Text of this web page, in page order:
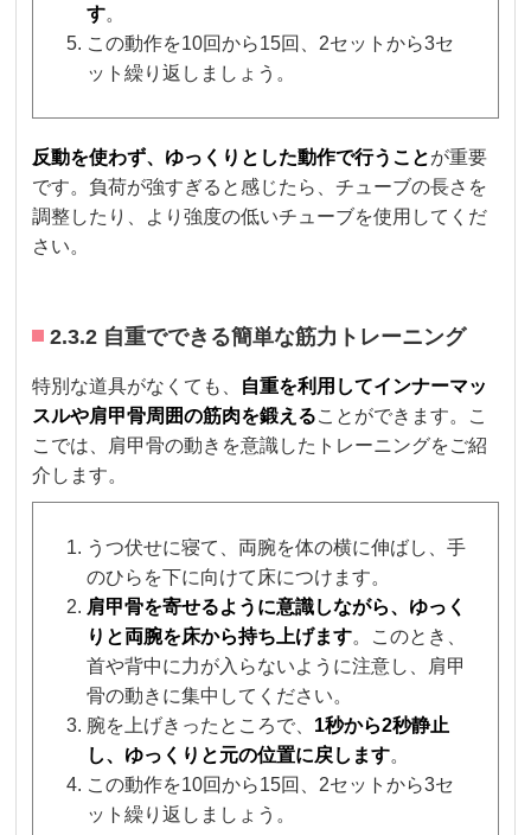
す。
この動作を10回から15回、2セットから3セ
ット繰り返しましょう。
反動を使わず、ゆっくりとした動作で行うことが重要
です。負荷が強すぎると感じたら、チューブの長さを
調整したり、より強度の低いチューブを使用してくだ
さい。
2.3.2 自重でできる簡単な筋力トレーニング
特別な道具がなくても、
自重を利用してインナーマッ
スルや肩甲骨周囲の筋肉を鍛えることができます。こ
こでは、肩甲骨の動きを意識したトレーニングをご紹
介します。
うつ伏せに寝て、両腕を体の横に伸ばし、手
のひらを下に向けて床につけます。
肩甲骨を寄せるように意識しながら、ゆっく
りと両腕を床から持ち上げます。このとき、
首や背中に力が入らないように注意し、肩甲
骨の動きに集中してください。
腕を上げきったところで、 1秒から2秒静止
し、ゆっくりと元の位置に戻します。
この動作を10回から15回、2セットから3セ
ット繰り返しましょう。